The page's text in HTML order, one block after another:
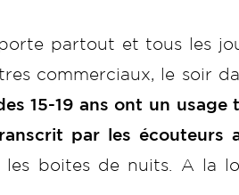
porte partout et tous les
commerciaux, le soir
15-19 ans ont un
par les écouteurs
les boites de nuits. A la